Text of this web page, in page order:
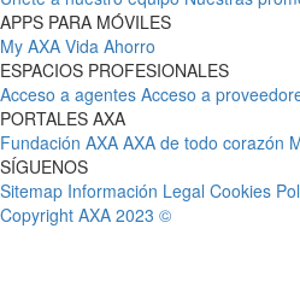
APPS PARA MÓVILES
My AXA Vida Ahorro
ESPACIOS PROFESIONALES
Acceso a agentes Acceso a
PORTALES AXA
Fundación AXA AXA de todo corazón
SÍGUENOS
Sitemap Información Legal Cookies
Copyright AXA 2023 ©